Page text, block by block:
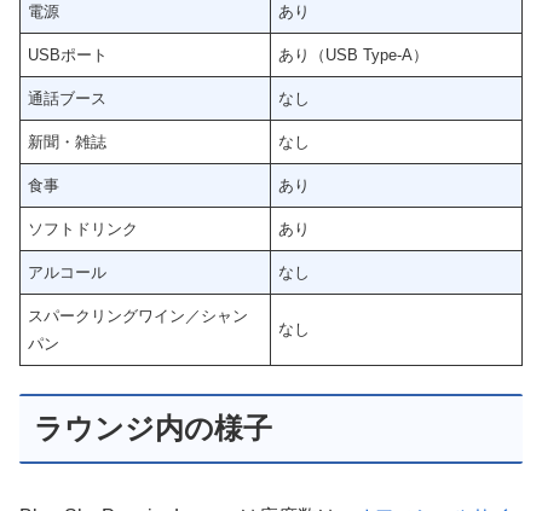
電源 あり
USBポート あり（USB Type-A）
通話ブース なし
新聞・雑誌 なし
食事 あり
ソフトドリンク あり
アルコール なし
スパークリングワイン／シャン
パン
なし
ラウンジ内の様子